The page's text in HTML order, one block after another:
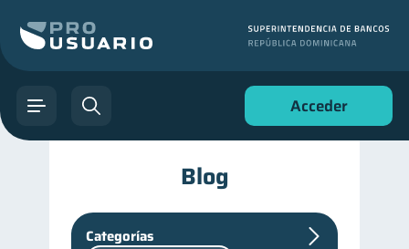
Acceder
Blog
Categorías